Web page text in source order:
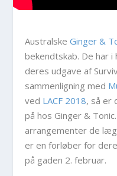
AustralskeGinger &
bekendtskab. De har
deres udgave af
sammenligning med
ved LACF 2018, så er
på hos Ginger &
arrangementer de
er en forløber for
på gaden 2. februar.